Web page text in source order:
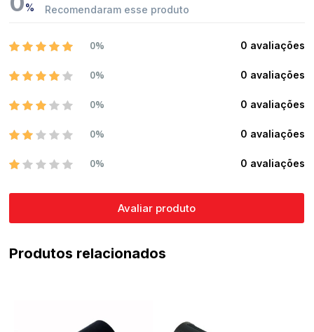
% Recomendaram esse produto
0% 0 avaliações
0% 0 avaliações
0% 0 avaliações
0% 0 avaliações
0% 0 avaliações
Avaliar produto
Produtos relacionados